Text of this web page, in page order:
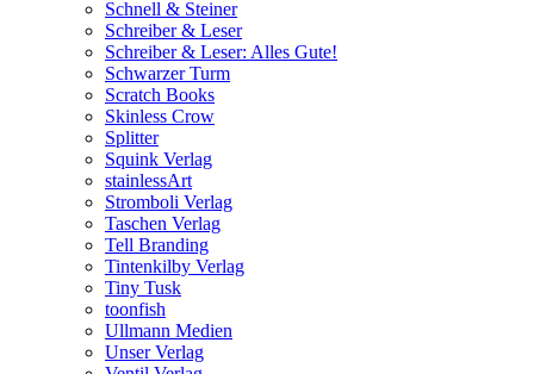
Schnell & Steiner
Schreiber & Leser
Schreiber & Leser: Alles Gute!
Schwarzer Turm
Scratch Books
Skinless Crow
Splitter
Squink Verlag
stainlessArt
Stromboli Verlag
Taschen Verlag
Tell Branding
Tintenkilby Verlag
Tiny Tusk
toonfish
Ullmann Medien
Unser Verlag